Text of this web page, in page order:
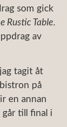
som gick
Rustic Table.
av
tagit åt
på
en annan
till final i